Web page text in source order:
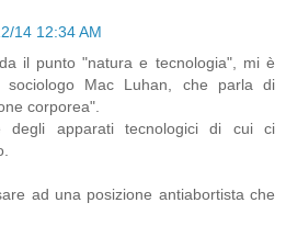
14 12:34 AM
il punto "natura e tecnologia", mi è
Mac Luhan, che parla di
corporea".
degli apparati tecnologici di cui ci
ad una posizione antiabortista che